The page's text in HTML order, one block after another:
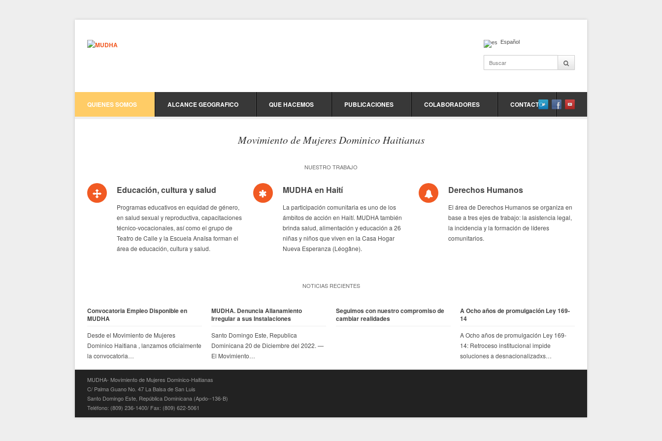
Español
QUIENES SOMOS ALCANCE GEOGRAFICO QUE HACEMOS PUBLICACIONES COLABORADORES CONTACTO
Movimiento de Mujeres Dominico Haitianas
NUESTRO TRABAJO
Educación, cultura y salud
Programas educativos en equidad de género,
en salud sexual y reproductiva, capacitaciones
técnico-vocacionales, así como el grupo de
Teatro de Calle y la Escuela Anaïsa forman el
área de educación, cultura y salud.
MUDHA en Haití
La participación comunitaria es uno de los
ámbitos de acción en Haití. MUDHA también
brinda salud, alimentación y educación a 26
niñas y niños que viven en la Casa Hogar
Nueva Esperanza (Léogâne).
Derechos Humanos
El área de Derechos Humanos se organiza en
base a tres ejes de trabajo: la asistencia legal,
la incidencia y la formación de líderes
comunitarios.
NOTICIAS RECIENTES
Convocatoria Empleo Disponible en
MUDHA
Desde el Movimiento de Mujeres
Dominico Haitiana , lanzamos oficialmente
la convocatoria…
MUDHA. Denuncia Allanamiento
Irregular a sus Instalaciones
Santo Domingo Este, Republica
Dominicana 20 de Diciembre del 2022. —
El Movimiento…
Seguimos con nuestro compromiso de
cambiar realidades
A Ocho años de promulgación Ley 169-
14
A Ocho años de promulgación Ley 169-
14: Retroceso institucional impide
soluciones a desnacionalizadxs…
MUDHA- Movimiento de Mujeres Dominico-Haitianas
C/ Palma Guano No. 47 La Balsa de San Luis
Santo Domingo Este, República Dominicana (Apdo--136-B)
Teléfono: (809) 236-1400/ Fax: (809) 622-5061